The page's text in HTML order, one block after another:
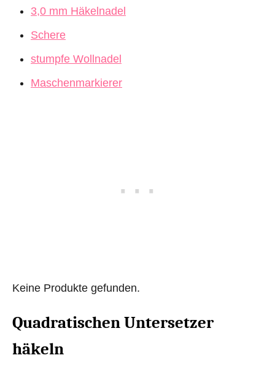
3,0 mm Häkelnadel
Schere
stumpfe Wollnadel
Maschenmarkierer
Keine Produkte gefunden.
Quadratischen Untersetzer
häkeln